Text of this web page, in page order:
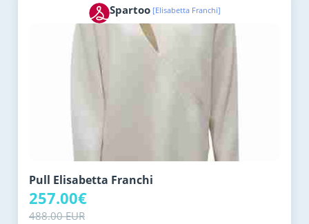
Spartoo [Elisabetta Franchi]
Pull Elisabetta Franchi
257.00€
488.00 EUR